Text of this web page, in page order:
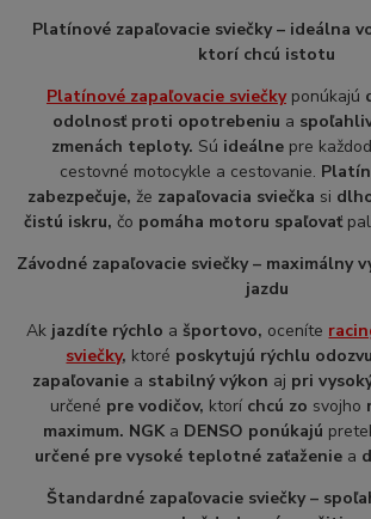
Platínové zapaľovacie sviečky – ideálna
ktorí chcú istotu
Platínové zapaľovacie sviečkyponúkajú
odolnosť proti opotrebeniu a
zmenách teploty. Sú ideálne pre
cestovné motocykle a cestovanie.
zabezpečuje, že zapaľovacia sviečka si
čistú iskru, čo pomáha motoru spaľovať
Závodné zapaľovacie sviečky – maximálny
jazdu
Ak jazdíte rýchlo a športovo, oceníte
sviečky, ktoré poskytujú rýchlu
zapaľovaniea stabilný výkon aj pri
určené pre vodičov, ktorí chcú zo svojho
maximum. NGK a DENSO ponúkajú
určené pre vysoké teplotné zaťaženiea
Štandardné zapaľovacie sviečky –